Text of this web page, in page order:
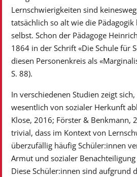
Lernschwierigkeiten sind
tatsächlich so alt wie die
selbst. Schon der Pädagoge
1864 in der Schrift «Die Schule für
diesen Personenkreis als
S. 88).
In verschiedenen Studien zeigt
wesentlich von sozialer Herkunft
Klose, 2016; Förster & Benkmann,
trivial, dass im Kontext von
überzufällig häufig Schüler:innen
Armut und sozialer
Diese Schüler:innen sind aufgrund